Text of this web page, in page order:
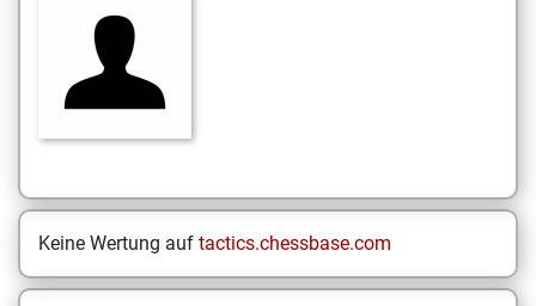
Keine Wertung auf tactics.chessbase.com